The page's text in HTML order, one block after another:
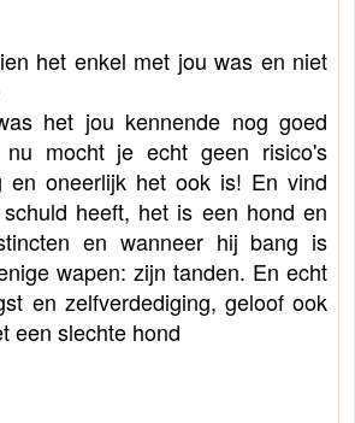
het enkel met jou was en niet
het jou kennende nog goed
nu mocht je echt geen risico's
en oneerlijk het ook is! En vind
heeft, het is een hond en
en wanneer hij bang is
wapen: zijn tanden. En echt
en zelfverdediging, geloof ook
een slechte hond